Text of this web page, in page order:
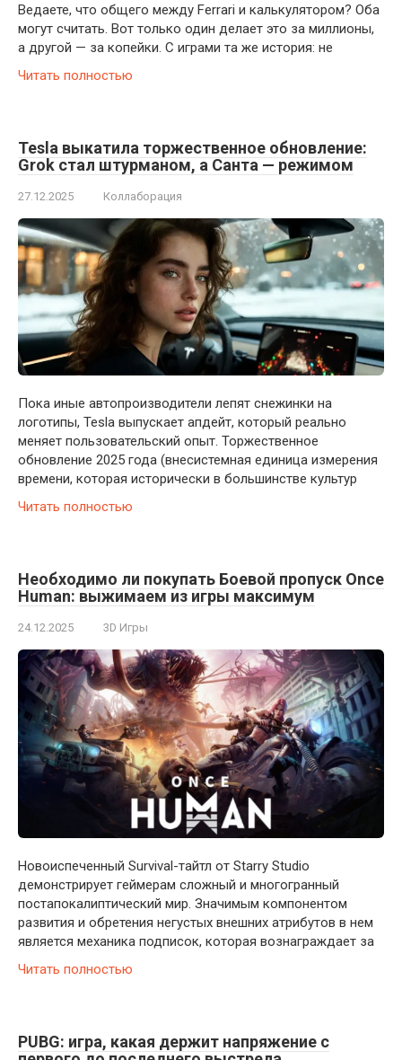
Ведаете, что общего между Ferrari и калькулятором? Оба
могут считать. Вот только один делает это за миллионы,
а другой — за копейки. С играми та же история: не
Читать полностью
Tesla выкатила торжественное обновление:
Grok стал штурманом, а Санта — режимом
27.12.2025 Коллаборация
Пока иные автопроизводители лепят снежинки на
логотипы, Tesla выпускает апдейт, который реально
меняет пользовательский опыт. Торжественное
обновление 2025 года (внесистемная единица измерения
времени, которая исторически в большинстве культур
Читать полностью
Необходимо ли покупать Боевой пропуск Once
Human: выжимаем из игры максимум
24.12.2025 3D Игры
Новоиспеченный Survival-тайтл от Starry Studio
демонстрирует геймерам сложный и многогранный
постапокалиптический мир. Значимым компонентом
развития и обретения негустых внешних атрибутов в нем
является механика подписок, которая вознаграждает за
Читать полностью
PUBG: игра, какая держит напряжение с